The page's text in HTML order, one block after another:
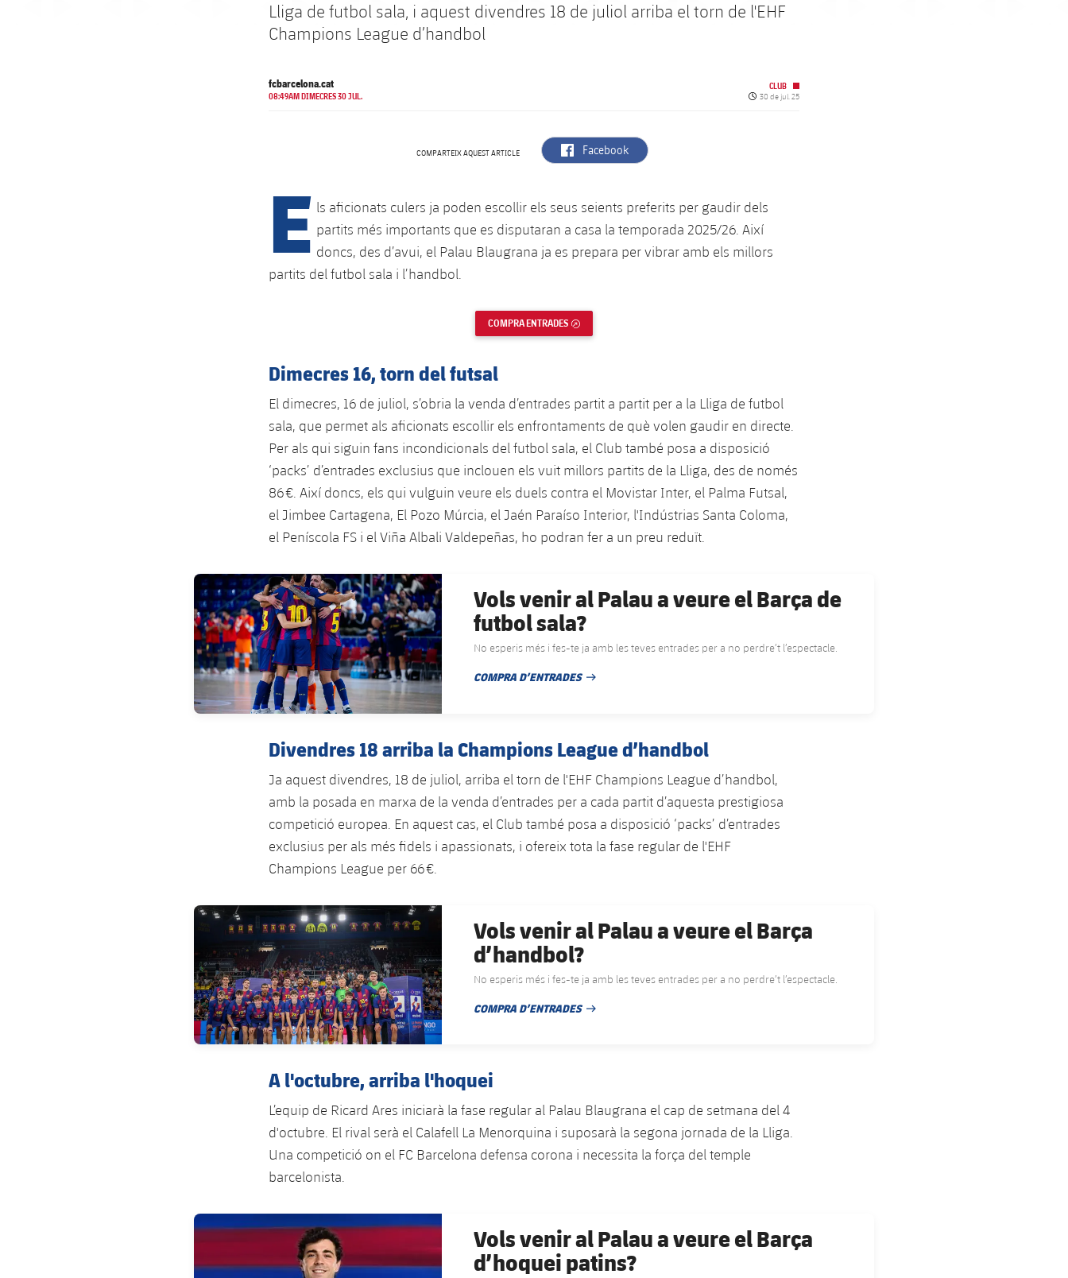
Lliga de futbol sala, i aquest divendres 18 de juliol arriba el torn de l'EHF
Champions League d’handbol
fcbarcelona.cat
08:49AM DIMECRES 30 JUL.
CLUB
Data de publicació
30 de jul. 25
COMPARTEIX AQUEST ARTICLE label.aria.facebook
Facebook
E ls aficionats culers ja poden escollir els seus seients preferits per gaudir dels
partits més importants que es disputaran a casa la temporada 2025/26. Així
doncs, des d’avui, el Palau Blaugrana ja es prepara per vibrar amb els millors
partits del futbol sala i l’handbol.
COMPRA ENTRADES
Dimecres 16, torn del futsal
El dimecres, 16 de juliol, s’obria la venda d’entrades partit a partit per a la Lliga de futbol
sala, que permet als aficionats escollir els enfrontaments de què volen gaudir en directe.
Per als qui siguin fans incondicionals del futbol sala, el Club també posa a disposició
‘packs’ d’entrades exclusius que inclouen els vuit millors partits de la Lliga, des de només
86 €. Així doncs, els qui vulguin veure els duels contra el Movistar Inter, el Palma Futsal,
el Jimbee Cartagena, El Pozo Múrcia, el Jaén Paraíso Interior, l'Indústrias Santa Coloma,
el Peníscola FS i el Viña Albali Valdepeñas, ho podran fer a un preu reduït.
FC Barcelona club badge
Vols venir al Palau a veure el Barça de
futbol sala?
No esperis més i fes-te ja amb les teves entrades per a no perdre’t l’espectacle.
COMPRA D’ENTRADES
DATA DE PUBLICACIÓ
Divendres 18 arriba la Champions League d’handbol
Ja aquest divendres, 18 de juliol, arriba el torn de l'EHF Champions League d’handbol,
amb la posada en marxa de la venda d’entrades per a cada partit d’aquesta prestigiosa
competició europea. En aquest cas, el Club també posa a disposició ‘packs’ d’entrades
exclusius per als més fidels i apassionats, i ofereix tota la fase regular de l'EHF
Champions League per 66 €.
FC Barcelona club badge
Vols venir al Palau a veure el Barça
d’handbol?
No esperis més i fes-te ja amb les teves entrades per a no perdre’t l’espectacle.
COMPRA D’ENTRADES
DATA DE PUBLICACIÓ
A l'octubre, arriba l'hoquei
L’equip de Ricard Ares iniciarà la fase regular al Palau Blaugrana el cap de setmana del 4
d'octubre. El rival serà el Calafell La Menorquina i suposarà la segona jornada de la Lliga.
Una competició on el FC Barcelona defensa corona i necessita la força del temple
barcelonista.
FC Barcelona club badge
Vols venir al Palau a veure el Barça
d’hoquei patins?